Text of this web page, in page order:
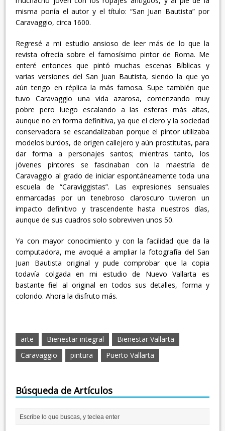
misma ponía el autor y el título: “San Juan Bautista” por
Caravaggio, circa 1600.
Regresé a mi estudio ansioso de leer más de lo que la
revista ofrecía sobre el famosísimo pintor de Roma. Me
enteré entonces que pintó muchas escenas Bíblicas y
varias versiones del San Juan Bautista, siendo la que yo
aún tengo en réplica la más famosa. Supe también que
tuvo Caravaggio una vida azarosa, comenzando muy
pobre pero luego escalando a las esferas más altas,
aunque no en forma definitiva, ya que el clero y la sociedad
conservadora se escandalizaban porque el pintor utilizaba
modelos burdos, de origen callejero y aún prostitutas, para
dar forma a personajes santos; mientras tanto, los
jóvenes pintores se fascinaban con la maestría de
Caravaggio al grado de iniciar espontáneamente toda una
escuela de “Caraviggistas”. Las expresiones sensuales
enmarcadas por un tenebroso claroscuro tuvieron un
impacto definitivo y trascendente hasta nuestros días,
aunque de sus cuadros solo sobreviven unos 50.
Ya con mayor conocimiento y con la facilidad que da la
computadora, me avoqué a ampliar la fotografía del San
Juan Bautista original y pude comprobar que la copia
todavía colgada en mi estudio de Nuevo Vallarta es
bastante fiel al original en todos sus detalles, forma y
colorido. Ahora la disfruto más.
arte Bienestar integral
Bienestar Vallarta
Caravaggio
pintura Puerto Vallarta
Búsqueda de Artículos